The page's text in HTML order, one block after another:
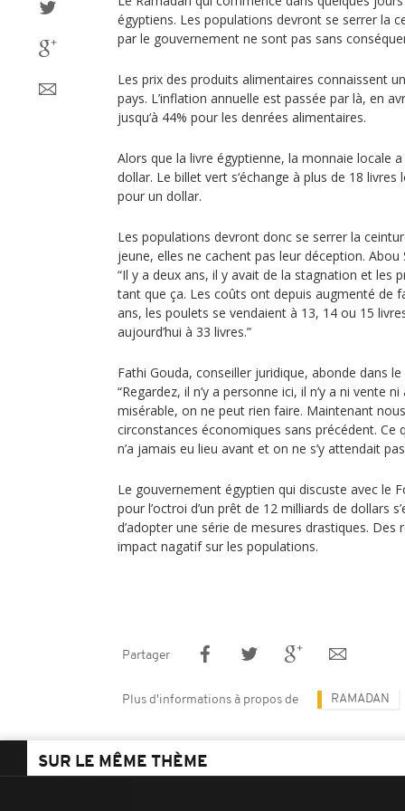
égyptiens. Les populations devront se serrer la
par le gouvernement ne sont pas sans
Les prix des produits alimentaires connaissent
pays. L’inflation annuelle est passée par là, en
jusqu‘à 44% pour les denrées alimentaires.
Alors que la livre égyptienne, la monnaie locale
dollar. Le billet vert s‘échange à plus de 18
pour un dollar.
Les populations devront donc se serrer la
jeune, elles ne cachent pas leur déception. Abou
“Il y a deux ans, il y avait de la stagnation et les
tant que ça. Les coûts ont depuis augmenté de
ans, les poulets se vendaient à 13, 14 ou 15
aujourd’hui à 33 livres.”
Fathi Gouda, conseiller juridique, abonde dans
“Regardez, il n’y a personne ici, il n’y a ni vente
misérable, on ne peut rien faire. Maintenant
circonstances économiques sans précédent.
n’a jamais eu lieu avant et on ne s’y attendait
Le gouvernement égyptien qui discuste avec le
pour l’octroi d’un prêt de 12 milliards de dollars
d’adopter une série de mesures drastiques.
impact nagatif sur les populations.
Partager
Plus d'informations à propos de RAMADAN
SUR LE MÊME THÈME